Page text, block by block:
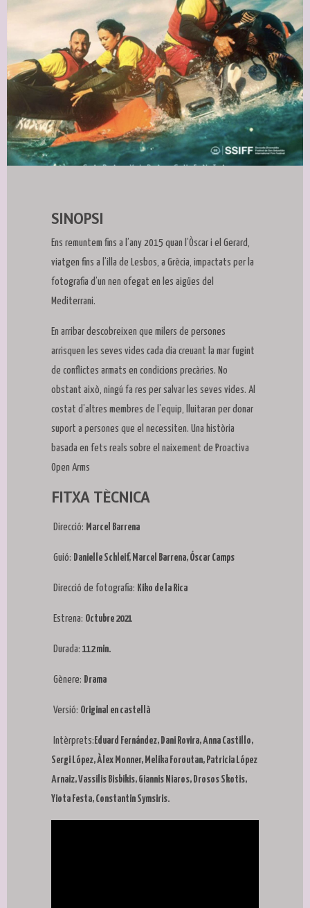
SINOPSI
Ens remuntem fins a l’any 2015 quan l’Òscar i el Gerard,
viatgen fins a l’illa de Lesbos, a Grècia, impactats per la
fotografia d’un nen ofegat en les aigües del
Mediterrani.
En arribar descobreixen que milers de persones
arrisquen les seves vides cada dia creuant la mar fugint
de conflictes armats en condicions precàries. No
obstant això, ningú fa res per salvar les seves vides. Al
costat d’altres membres de l’equip, lluitaran per donar
suport a persones que el necessiten. Una història
basada en fets reals sobre el naixement de Proactiva
Open Arms
FITXA TÈCNICA
Direcció: Marcel Barrena
Guió: Danielle Schleif, Marcel Barrena, Óscar Camps
Direcció de fotografia: Kiko de la Rica
Estrena: Octubre 2021
Durada: 112 min.
Gènere: Drama
Versió: Original en castellà
Intèrprets: Eduard Fernández, Dani Rovira, Anna Castillo,
Sergi López, Àlex Monner, Melika Foroutan, Patricia López
Arnaiz, Vassilis Bisbikis, Giannis Niaros, Drosos Skotis,
Yiota Festa, Constantin Symsiris.